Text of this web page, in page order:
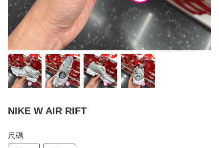
NIKE W AIR RIFT
尺碼